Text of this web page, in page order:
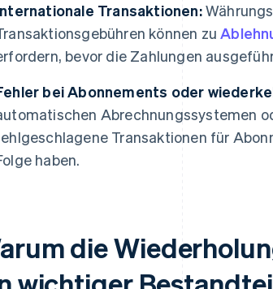
Transaktionen:
können zu
bevor die Zahlungen
bei Abonnements oder
Abrechnungssystemen
Transaktionen für
haben.
die